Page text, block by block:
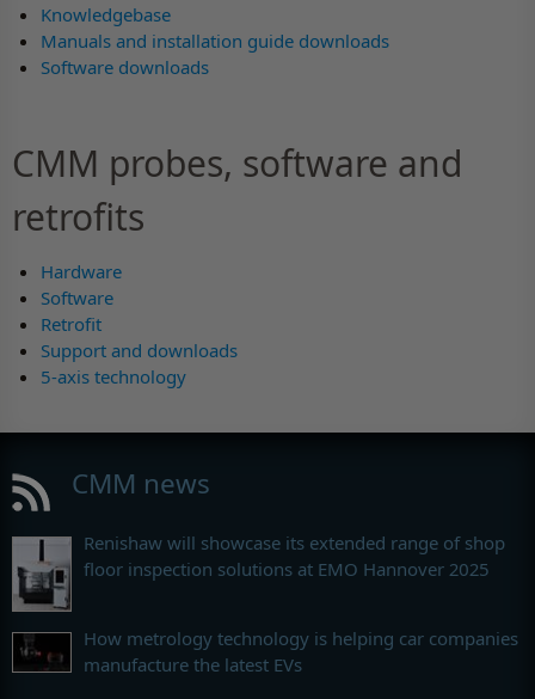
Knowledgebase
Manuals and installation guide downloads
Software downloads
CMM probes, software and
retrofits
Hardware
Software
Retrofit
Support and downloads
5-axis technology
CMM news
Renishaw will showcase its extended range of shop
floor inspection solutions at EMO Hannover 2025
How metrology technology is helping car companies
manufacture the latest EVs